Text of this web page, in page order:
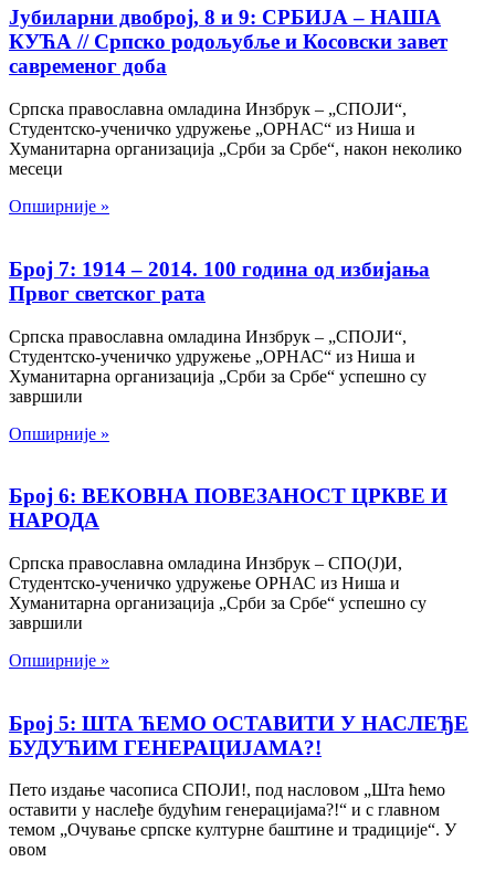
Јубиларни двоброј, 8 и 9: СРБИЈА – НАША
КУЋА // Српско родољубље и Косовски завет
савременог доба
Српска православна омладина Инзбрук – „СПОЈИ“,
Студентско-ученичко удружење „ОРНАС“ из Ниша и
Хуманитарна организација „Срби за Србе“, након неколико
месеци
Опширније »
Број 7: 1914 – 2014. 100 година од избијања
Првог светског рата
Српска православна омладина Инзбрук – „СПОЈИ“,
Студентско-ученичко удружење „ОРНАС“ из Ниша и
Хуманитарна организација „Срби за Србе“ успешно су
завршили
Опширније »
Број 6: ВЕКОВНА ПОВЕЗАНОСТ ЦРКВЕ И
НАРОДА
Српска православна омладина Инзбрук – СПО(Ј)И,
Студентско-ученичко удружење ОРНАС из Ниша и
Хуманитарна организација „Срби за Србе“ успешно су
завршили
Опширније »
Број 5: ШТА ЋЕМО ОСТАВИТИ У НАСЛЕЂЕ
БУДУЋИМ ГЕНЕРАЦИЈАМА?!
Пето издање часописа СПОЈИ!, под насловом „Шта ћемо
оставити у наслеђе будућим генерацијама?!“ и с главном
темом „Очување српске културне баштине и традиције“. У
овом